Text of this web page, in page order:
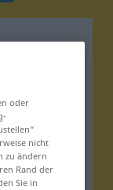
oder
nicht
zu ändern
Rand der
Sie in